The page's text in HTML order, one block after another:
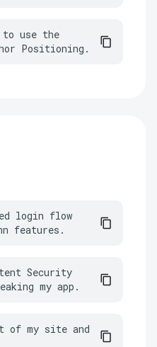
use the
Positioning.
login flow
features.
Security
my app.
of my site and